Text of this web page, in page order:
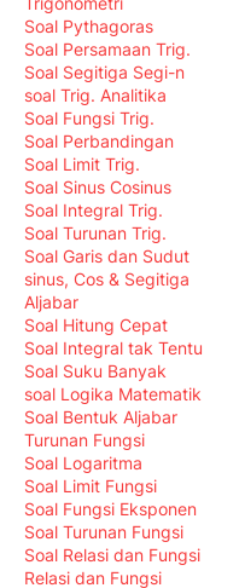
Soal Pythagoras
Soal Persamaan Trig.
Soal Segitiga Segi-n
soal Trig. Analitika
Soal Fungsi Trig.
Soal Perbandingan
Soal Limit Trig.
Soal Sinus Cosinus
Soal Integral Trig.
Soal Turunan Trig.
Soal Garis dan Sudut
sinus, Cos & Segitiga
Aljabar
Soal Hitung Cepat
Soal Integral tak Tentu
Soal Suku Banyak
soal Logika Matematik
Soal Bentuk Aljabar
Turunan Fungsi
Soal Logaritma
Soal Limit Fungsi
Soal Fungsi Eksponen
Soal Turunan Fungsi
Soal Relasi dan Fungsi
Relasi dan Fungsi